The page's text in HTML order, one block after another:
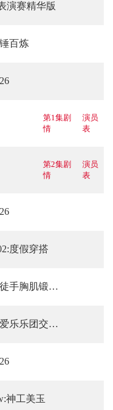
演赛精华版
百炼
第1集剧
情
演员
表
第2集剧
情
演员
表
度假穿搭
健身私享课第一季12:徒手胸肌锻炼进阶
艺术大厅:赵聪和上海爱乐乐团交响音乐会
神工美玉